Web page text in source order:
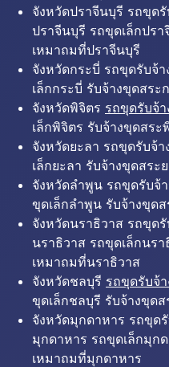
จังหวัดปราจีนบุรี รถขุด
ปราจีนบุรี รถขุดเล็กปร
เหมาถมที่ปราจีนบุรี
จังหวัดกระบี่ รถขุดรับจ้
เล็กกระบี่ รับจ้างขุดสร
จังหวัดพิจิตร รถขุดรับจ้
เล็กพิจิตร รับจ้างขุดสร
จังหวัดยะลา รถขุดรับจ้
เล็กยะลา รับจ้างขุดสระ
จังหวัดลำพูน รถขุดรับจ้
ขุดเล็กลำพูน รับจ้างขุด
จังหวัดนราธิวาส รถขุด
นราธิวาส รถขุดเล็กนร
เหมาถมที่นราธิวาส
จังหวัดชลบุรี รถขุดรับจ้
ขุดเล็กชลบุรี รับจ้างขุด
จังหวัดมุกดาหาร รถขุด
มุกดาหาร รถขุดเล็กมุก
เหมาถมที่มุกดาหาร